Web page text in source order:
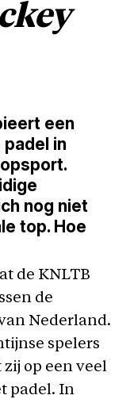
een
in
nog niet
top. Hoe
de KNLTB
de
Nederland.
spelers
op een veel
padel. In